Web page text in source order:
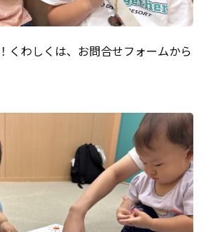
くわしくは、お問合せフォームから